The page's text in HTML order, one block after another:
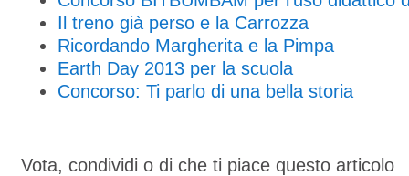
Il treno già perso e la Carrozza
Ricordando Margherita e la Pimpa
Earth Day 2013 per la scuola
Concorso: Ti parlo di una bella storia
Vota, condividi o di che ti piace questo articolo